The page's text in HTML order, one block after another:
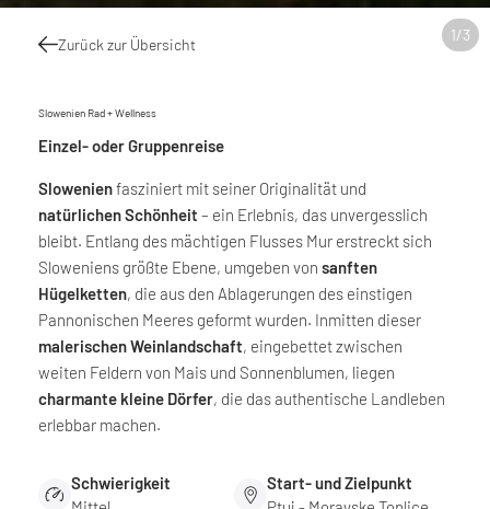
1/3
Zurück zur Übersicht
Slowenien Rad + Wellness
Einzel- oder Gruppenreise
Slowenienfasziniert mit seiner Originalität und
natürlichen Schönheit – ein Erlebnis, das unvergesslich
bleibt. Entlang des mächtigen Flusses Mur erstreckt sich
Sloweniens größte Ebene, umgeben von sanften
Hügelketten, die aus den Ablagerungen des einstigen
Pannonischen Meeres geformt wurden. Inmitten dieser
malerischen Weinlandschaft, eingebettet zwischen
weiten Feldern von Mais und Sonnenblumen, liegen
charmante kleine Dörfer, die das authentische Landleben
erlebbar machen.
Schwierigkeit
Start- und Zielpunkt